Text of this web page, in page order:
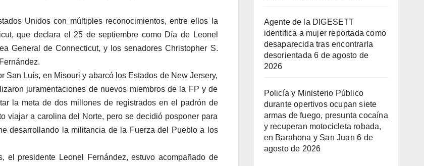
Unidos con múltiples reconocimientos, entre ellos la
que declara el 25 de septiembre como Día de Leonel
General de Connecticut, y los senadores Christopher S.
Luís, en Misouri y abarcó los Estados de New Jersery,
juramentaciones de nuevos miembros de la FP y de
la meta de dos millones de registrados en el padrón de
viajar a carolina del Norte, pero se decidió posponer para
desarrollando la militancia de la Fuerza del Pueblo a los
presidente Leonel Fernández, estuvo acompañado de
Agente de la DIGESETT
identifica a mujer reportada como
desaparecida tras encontrarla
desorientada 6 de agosto de
2026
Policía y Ministerio Público
durante opertivos ocupan siete
armas de fuego, presunta cocaína
y recuperan motocicleta robada,
en Barahona y San Juan 6 de
agosto de 2026